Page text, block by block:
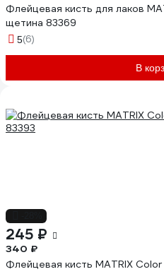
Флейцевая кисть для лаков
щетина 83369
5(6)
В
245 ₽
340 ₽
Флейцевая кисть MATRIX